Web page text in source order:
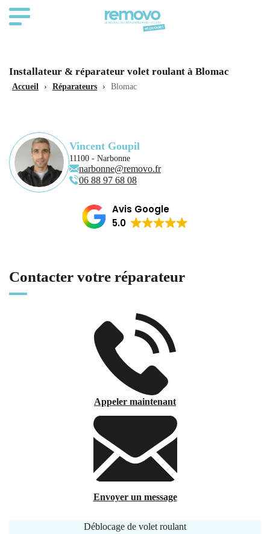
Installateur & réparateur volet roulant à Blomac
Accueil › Réparateurs › Blomac
Vincent Goupil
11100 - Narbonne
narbonne@removo.fr
06 88 97 68 08
Avis Google
5.0
Contacter votre réparateur
Appeler maintenant
Envoyer un message
Déblocage de volet roulant